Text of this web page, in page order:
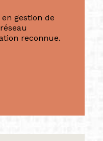
gestion de
reconnue.